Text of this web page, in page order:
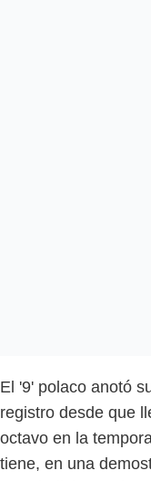
El '9' polaco anotó
registro desde que
octavo en la
tiene, en una